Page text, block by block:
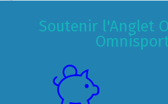
Soutenir l'Anglet